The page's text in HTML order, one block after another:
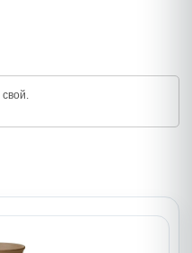
свой.